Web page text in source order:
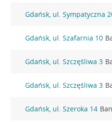
Gdańsk, ul. Sympatyczna
Gdańsk, ul. Szafarnia 10
Gdańsk, ul. Szczęśliwa 3
Gdańsk, ul. Szczęśliwa 3
Gdańsk, ul. Szeroka 14